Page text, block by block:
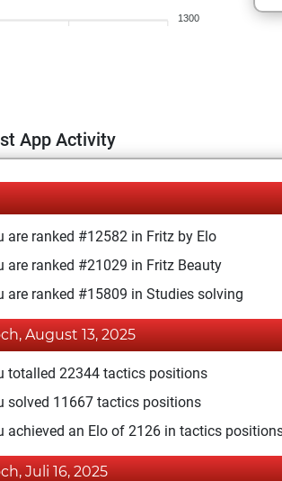
1300
App Activity
are ranked #12582 in Fritz by Elo
are ranked #21029 in Fritz Beauty
are ranked #15809 in Studies solving
August 13, 2025
totalled 22344 tactics positions
solved 11667 tactics positions
achieved an Elo of 2126 in tactics
Juli 16, 2025